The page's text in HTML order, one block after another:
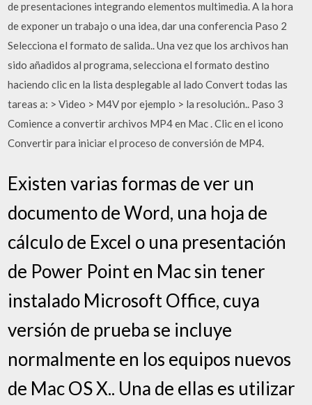
de presentaciones integrando elementos multimedia. A la hora
de exponer un trabajo o una idea, dar una conferencia Paso 2
Selecciona el formato de salida.. Una vez que los archivos han
sido añadidos al programa, selecciona el formato destino
haciendo clic en la lista desplegable al lado Convert todas las
tareas a: > Video > M4V por ejemplo > la resolución.. Paso 3
Comience a convertir archivos MP4 en Mac . Clic en el icono
Convertir para iniciar el proceso de conversión de MP4.
Existen varias formas de ver un
documento de Word, una hoja de
cálculo de Excel o una presentación
de Power Point en Mac sin tener
instalado Microsoft Office, cuya
versión de prueba se incluye
normalmente en los equipos nuevos
de Mac OS X.. Una de ellas es utilizar